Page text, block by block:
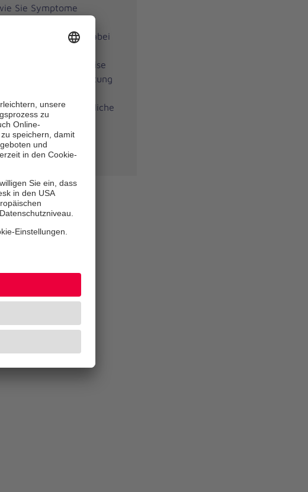
Sie Symptome
einleiten und dabei
Sie wichtige Hinweise
zur sicheren Gestaltung
Ehrenamtliche
im Alltag
und auf
buchbar.